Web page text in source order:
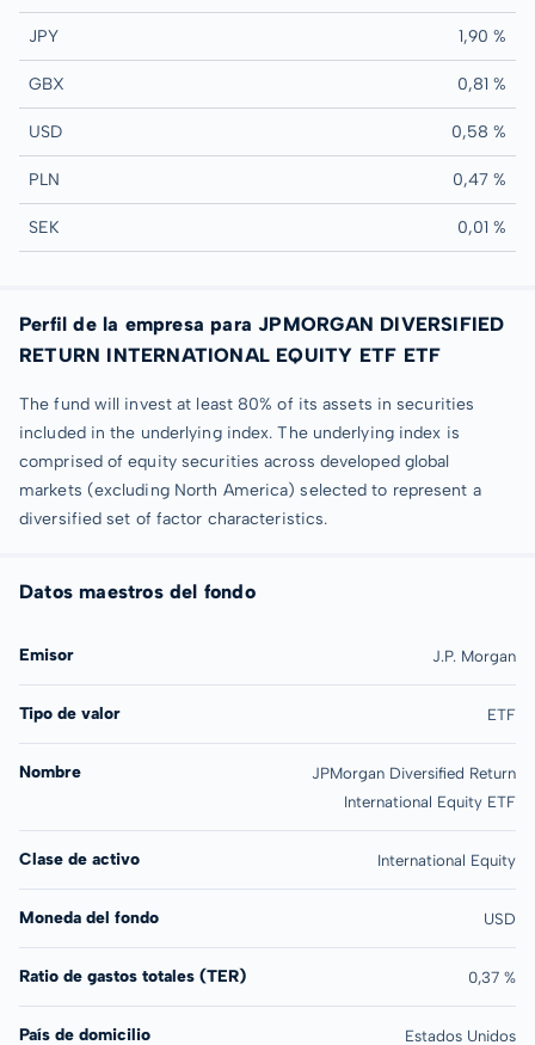
JPY 1,90 %
GBX 0,81 %
USD 0,58 %
PLN 0,47 %
SEK 0,01 %
Perfil de la empresa para JPMORGAN DIVERSIFIED
RETURN INTERNATIONAL EQUITY ETF ETF
The fund will invest at least 80% of its assets in securities
included in the underlying index. The underlying index is
comprised of equity securities across developed global
markets (excluding North America) selected to represent a
diversified set of factor characteristics.
Datos maestros del fondo
Emisor J.P. Morgan
Tipo de valor ETF
Nombre
JPMorgan Diversified Return
International Equity ETF
Clase de activo International Equity
Moneda del fondo USD
Ratio de gastos totales (TER) 0,37 %
País de domicilio Estados Unidos